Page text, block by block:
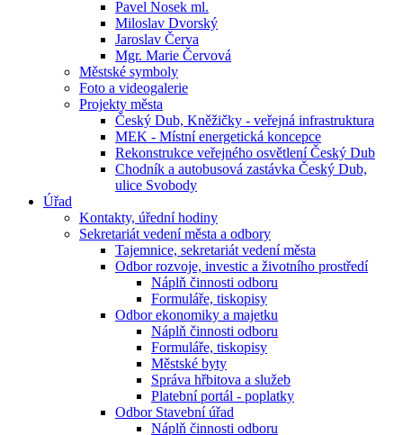
Pavel Nosek ml.
Miloslav Dvorský
Jaroslav Červa
Mgr. Marie Červová
Městské symboly
Foto a videogalerie
Projekty města
Český Dub, Kněžičky - veřejná infrastruktura
MEK - Místní energetická koncepce
Rekonstrukce veřejného osvětlení Český Dub
Chodník a autobusová zastávka Český Dub,
ulice Svobody
Úřad
Kontakty, úřední hodiny
Sekretariát vedení města a odbory
Tajemnice, sekretariát vedení města
Odbor rozvoje, investic a životního prostředí
Náplň činnosti odboru
Formuláře, tiskopisy
Odbor ekonomiky a majetku
Náplň činnosti odboru
Formuláře, tiskopisy
Městské byty
Správa hřbitova a služeb
Platební portál - poplatky
Odbor Stavební úřad
Náplň činnosti odboru